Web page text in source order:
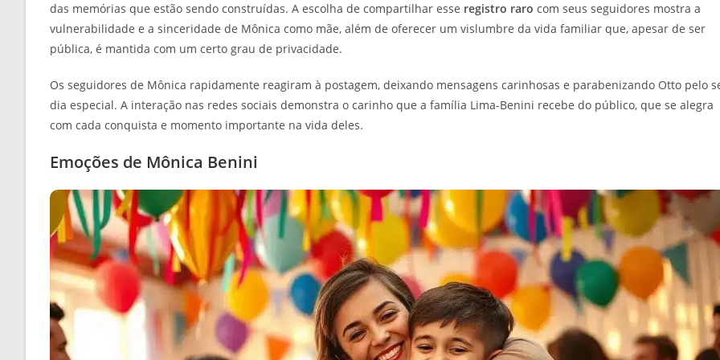
das memórias que estão sendo construídas. A escolha de compartilhar esse registro raro com seus seguidores mostra a
vulnerabilidade e a sinceridade de Mônica como mãe, além de oferecer um vislumbre da vida familiar que, apesar de ser
pública, é mantida com um certo grau de privacidade.
Os seguidores de Mônica rapidamente reagiram à postagem, deixando mensagens carinhosas e parabenizando Otto pelo
dia especial. A interação nas redes sociais demonstra o carinho que a família Lima-Benini recebe do público, que se alegra
com cada conquista e momento importante na vida deles.
Emoções de Mônica Benini